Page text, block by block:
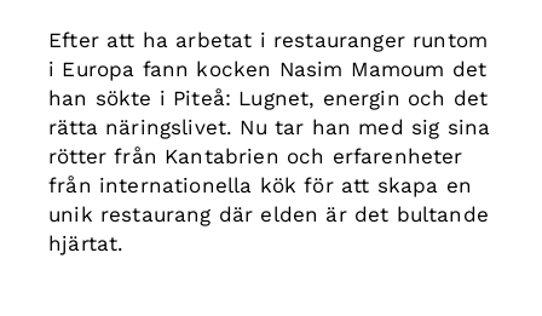
Efter att ha arbetat i restauranger runtom
i Europa fann kocken Nasim Mamoum det
han sökte i Piteå: Lugnet, energin och det
rätta näringslivet. Nu tar han med sig sina
rötter från Kantabrien och erfarenheter
från internationella kök för att skapa en
unik restaurang där elden är det bultande
hjärtat.